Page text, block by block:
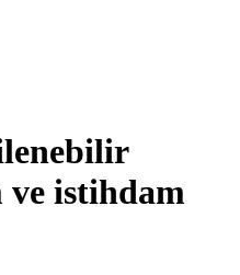
ve istihdam